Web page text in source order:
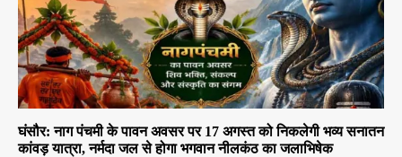
घंसौर: नाग पंचमी के पावन अवसर पर 17 अगस्त को निकलेगी भव्य सनातन
कांवड़ यात्रा, नर्मदा जल से होगा भगवान नीलकंठ का जलाभिषेक